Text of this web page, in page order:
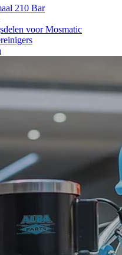
210 Bar
voor Mosmatic